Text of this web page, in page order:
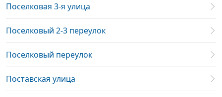
Поселковая 3-я улица
Поселковый 2-3 переулок
Поселковый переулок
Поставская улица